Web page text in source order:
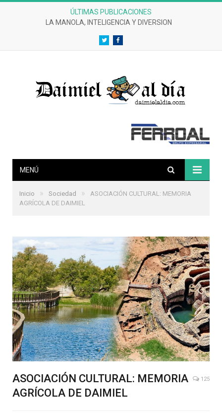
ÚLTIMAS PUBLICACIONES
LA MANOLA, INTELIGENCIA Y DIVERSION
TwitterFacebook
MENÚ
Inicio » Sociedad »
ASOCIACIÓN CULTURAL: MEMORIA
AGRÍCOLA DE DAIMIEL
ASOCIACIÓN CULTURAL: MEMORIA
AGRÍCOLA DE DAIMIEL
125